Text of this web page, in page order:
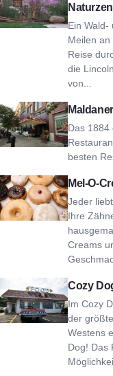
Ein Wald-
Meilen
Reise
die
von...
Das 1884
besten
Ansicht Maldaner's
Mel-O-
Jeder
Ihre
Creams
Ansicht Mel-O-Cream
Cozy
Im Cozy
der
Westens
Dog! Das
Ansicht Cozy Dog